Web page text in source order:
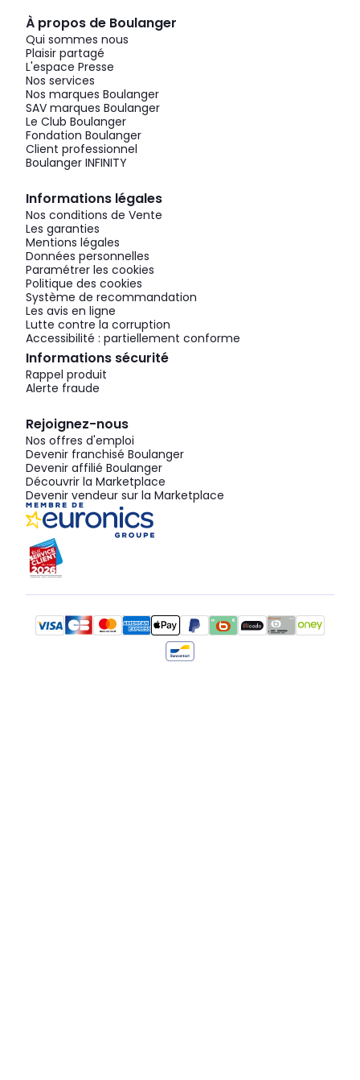
À propos de Boulanger
Qui sommes nous
Plaisir partagé
L'espace Presse
Nos services
Nos marques Boulanger
SAV marques Boulanger
Le Club Boulanger
Fondation Boulanger
Client professionnel
Boulanger INFINITY
Informations légales
Nos conditions de Vente
Les garanties
Mentions légales
Données personnelles
Paramétrer les cookies
Politique des cookies
Système de recommandation
Les avis en ligne
Lutte contre la corruption
Accessibilité : partiellement conforme
Informations sécurité
Rappel produit
Alerte fraude
Rejoignez-nous
Nos offres d'emploi
Devenir franchisé Boulanger
Devenir affilié Boulanger
Découvrir la Marketplace
Devenir vendeur sur la Marketplace